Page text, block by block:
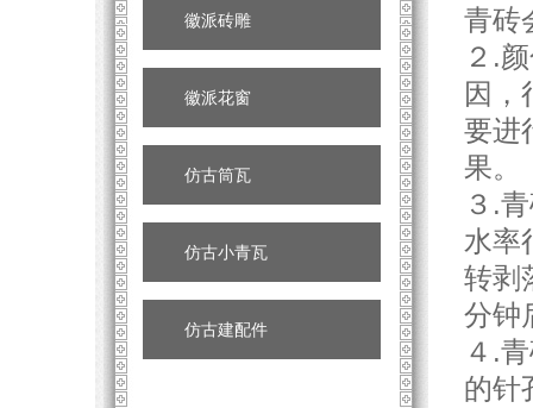
徽派砖雕
徽派花窗
仿古筒瓦
仿古小青瓦
仿古建配件
青砖
２.
因，
要进
果。
３.
水率
转剥
分钟
４.
的针